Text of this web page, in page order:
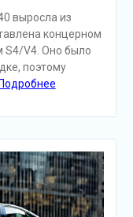
выросла из
концерном
S4/V4. Оно было
поэтому
Подробнее